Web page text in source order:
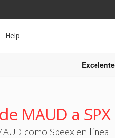
Help
Excelente
MAUD a SPX
como Speex en línea